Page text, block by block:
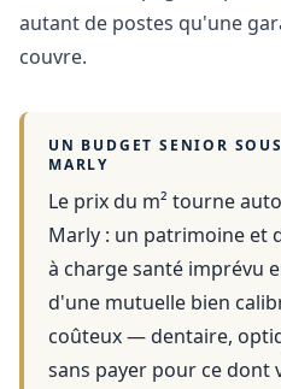
autant de postes qu'une
couvre.
UN BUDGET SENIOR
MARLY
Le prix du m² tourne
Marly : un patrimoine et
à charge santé imprévu
d'une mutuelle bien
coûteux — dentaire,
sans payer pour ce dont